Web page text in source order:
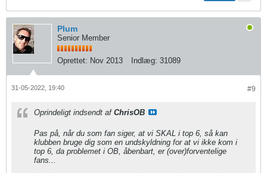
Plum
Senior Member
Oprettet: Nov 2013 Indlæg: 31089
#9
31-05-2022, 19:40
Oprindeligt indsendt af ChrisOB
Pas på, når du som fan siger, at vi SKAL i top 6, så kan
klubben bruge dig som en undskyldning for at vi ikke kom i
top 6, da problemet i OB, åbenbart, er (over)forventelige
fans...